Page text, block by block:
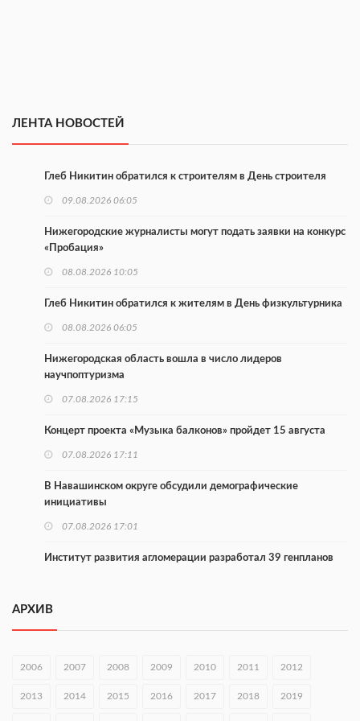
ЛЕНТА НОВОСТЕЙ
Глеб Никитин обратился к строителям в День строителя
09.08.2026 06:05
Нижегородские журналисты могут подать заявки на конкурс
«Пробация»
08.08.2026 10:05
Глеб Никитин обратился к жителям в День физкультурника
08.08.2026 06:05
Нижегородская область вошла в число лидеров
научпоптуризма
07.08.2026 17:15
Концерт проекта «Музыка балконов» пройдет 15 августа
07.08.2026 17:11
В Навашинском округе обсудили демографические
инициативы
07.08.2026 17:01
Институт развития агломерации разработал 39 генпланов
С 8 августа изменят схему движения на въезде в Нижний
Новгород
оперштаба
АРХИВ
2006 2007 2008 2009 2010 2011 2012
2013 2014 2015 2016 2017 2018 2019